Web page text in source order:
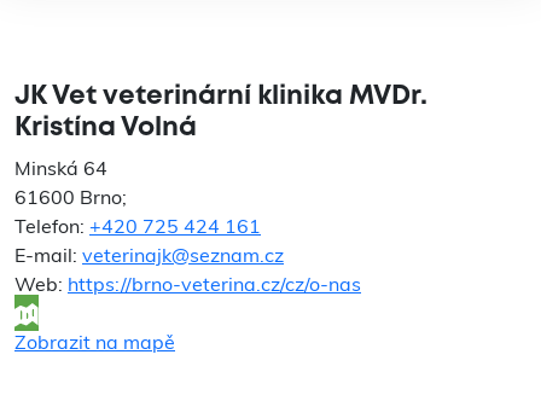
JK Vet veterinární klinika MVDr.
Kristína Volná
Minská 64
61600 Brno;
Telefon: +420 725 424 161
E-mail: veterinajk@seznam.cz
Web: https://brno-veterina.cz/cz/o-nas
Zobrazit na mapě